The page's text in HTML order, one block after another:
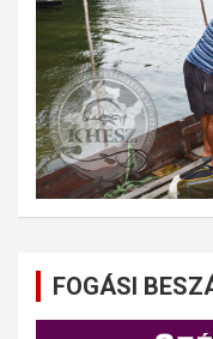
FOGÁSI